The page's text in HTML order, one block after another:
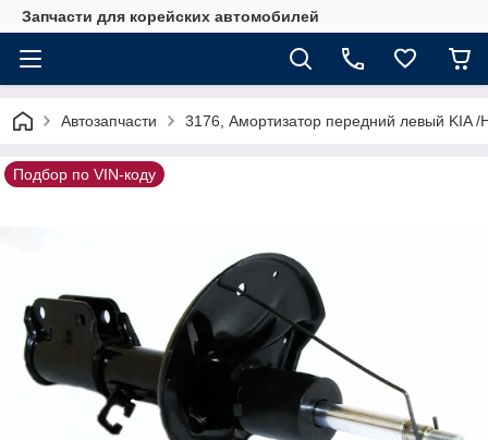
Запчасти для корейских автомобилей
Автозапчасти 3176, Амортизатор передний левый KIA
Подбор по VIN-коду